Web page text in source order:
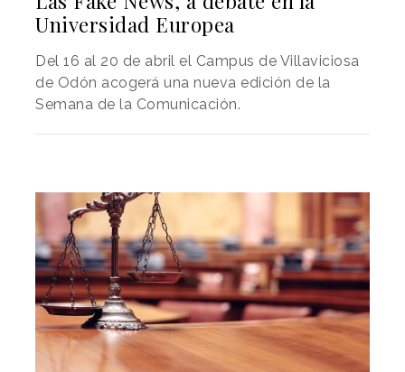
Universidad Europea
Del 16 al 20 de abril el Campus de Villaviciosa
de Odón acogerá una nueva edición de la
Semana de la Comunicación.